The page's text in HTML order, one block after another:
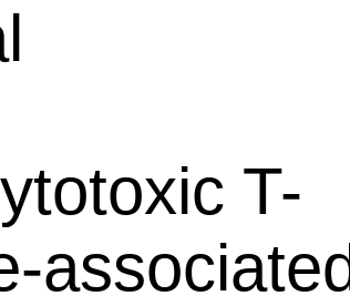
T-